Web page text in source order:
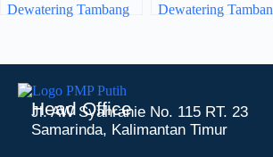
Dewatering Tambang
Dewatering
Head Office
Jl. AW Syahranie No. 115 RT. 23
Samarinda, Kalimantan Timur